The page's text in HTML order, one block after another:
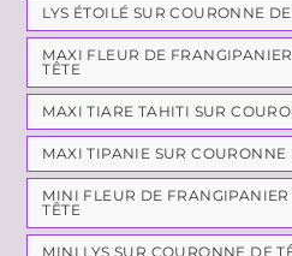
LYS ÉTOILÉ SUR COURONNE
MAXI FLEUR DE
TÊTE
MAXI TIARE TAHITI SUR
MAXI TIPANIE SUR COURONNE
MINI FLEUR DE
TÊTE
MINI LYS SUR COURONNE DE